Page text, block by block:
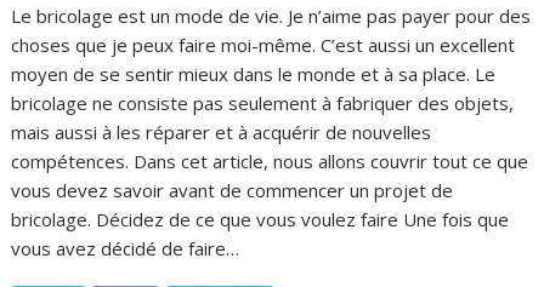
Le bricolage est un mode de vie. Je n’aime pas payer pour des
choses que je peux faire moi-même. C’est aussi un excellent
moyen de se sentir mieux dans le monde et à sa place. Le
bricolage ne consiste pas seulement à fabriquer des objets,
mais aussi à les réparer et à acquérir de nouvelles
compétences. Dans cet article, nous allons couvrir tout ce que
vous devez savoir avant de commencer un projet de
bricolage. Décidez de ce que vous voulez faire Une fois que
vous avez décidé de faire…